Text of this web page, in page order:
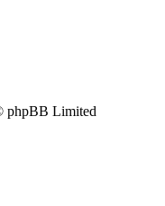
phpBB Limited